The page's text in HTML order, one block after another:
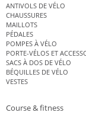
ANTIVOLS DE VÉLO
CHAUSSURES
MAILLOTS
PÉDALES
POMPES À VÉLO
PORTE-VÉLOS ET
SACS À DOS DE VÉLO
BÉQUILLES DE VÉLO
VESTES
Course & fitness